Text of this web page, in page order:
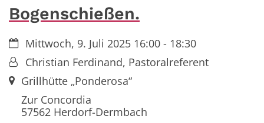
Bogenschießen.
Datum:Mittwoch, 9. Juli 2025 16:00 - 18:30
Von:Christian Ferdinand, Pastoralreferent
Ort:Grillhütte „Ponderosa“
Zur Concordia
57562 Herdorf-Dermbach